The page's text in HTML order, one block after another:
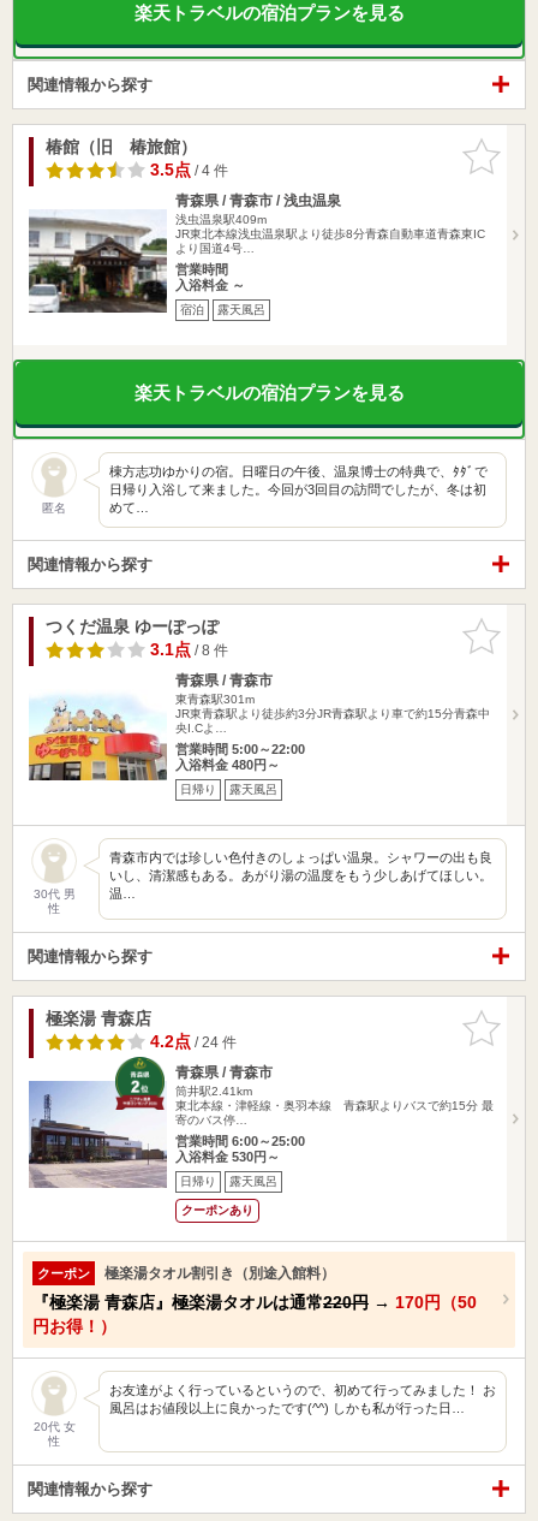
楽天トラベルの宿泊プランを見る
関連情報から探す
お気に入
りに追加
椿館（旧 椿旅館）
3.5点/ 4 件
青森県 / 青森市 / 浅虫温泉
浅虫温泉駅409m
JR東北本線浅虫温泉駅より徒歩8分青森自動車道青森東IC
より国道4号…
営業時間
入浴料金 ～
宿泊 露天風呂
楽天トラベルの宿泊プランを見る
匿名
棟方志功ゆかりの宿。日曜日の午後、温泉博士の特典で、ﾀﾀﾞで
日帰り入浴して来ました。今回が3回目の訪問でしたが、冬は初
めて…
関連情報から探す
お気に入
りに追加
つくだ温泉 ゆーぽっぽ
3.1点/ 8 件
青森県 / 青森市
東青森駅301m
JR東青森駅より徒歩約3分JR青森駅より車で約15分青森中
央I.Cよ…
営業時間 5:00～22:00
入浴料金 480円～
日帰り 露天風呂
30代 男
性
青森市内では珍しい色付きのしょっぱい温泉。シャワーの出も良
いし、清潔感もある。あがり湯の温度をもう少しあげてほしい。
温…
関連情報から探す
お気に入
りに追加
極楽湯 青森店
4.2点/ 24 件
青森県 / 青森市
筒井駅2.41km
東北本線・津軽線・奥羽本線 青森駅よりバスで約15分 最
寄のバス停…
営業時間 6:00～25:00
入浴料金 530円～
日帰り 露天風呂
クーポンあり
クーポン 極楽湯タオル割引き（別途入館料）
『極楽湯 青森店』極楽湯タオルは通常220円 → 170円（50
円お得！）
20代 女
性
お友達がよく行っているというので、初めて行ってみました！ お
風呂はお値段以上に良かったです(^^) しかも私が行った日…
関連情報から探す